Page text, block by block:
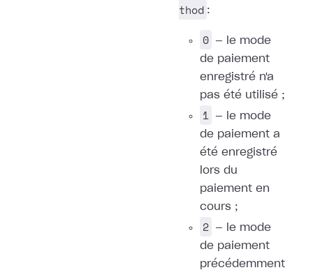
thod :
0
— le mode
de paiement
enregistré n'a
pas été utilisé ;
1
— le mode
de paiement a
été enregistré
lors du
paiement en
cours ;
2
— le mode
de paiement
précédemment